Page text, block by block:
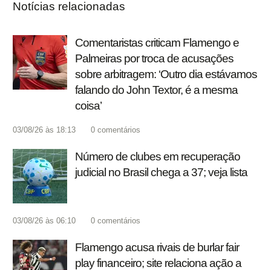
Notícias relacionadas
Comentaristas criticam Flamengo e
Palmeiras por troca de acusações
sobre arbitragem: ‘Outro dia estávamos
falando do John Textor, é a mesma
coisa’
03/08/26 às 18:13 0 comentários
Número de clubes em recuperação
judicial no Brasil chega a 37; veja lista
03/08/26 às 06:10 0 comentários
Flamengo acusa rivais de burlar fair
play financeiro; site relaciona ação a